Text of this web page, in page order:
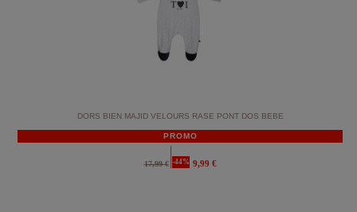
DORS BIEN MAJID VELOURS RASE PONT DOS BEBE
PROMO
17,99 € -44% 9,99 €